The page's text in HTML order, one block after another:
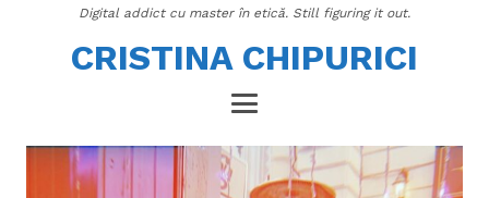
Digital addict cu master în etică. Still figuring it out.
CRISTINA CHIPURICI